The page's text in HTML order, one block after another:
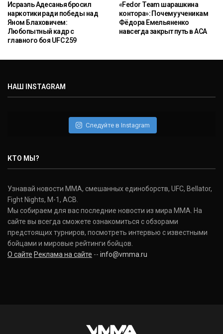
Исраэль Адесанья бросил
наркотики ради победы над
Яном Блаховичем:
Любопытный кадр с
главного боя UFC 259
«Fedor Team шарашкина
контора»: Почему ученикам
Фёдора Емельяненко
навсегда закрыт путь в ACA
НАШ INSTAGRAM
Следуйте в Instagram
КТО МЫ?
Узнавай новости ММА, смешанных единоборств, UFC, Bellator,
Fight Nights, M-1, ACB.
Мы собираем для вас последние новости из мира ММА. На
сайте вы всегда сможете ознакомиться с обзорами
предстоящих турниров, посмотреть интервью с известными
бойцами и мировые рейтинги бойцов.
О сайте Реклама на сайте -- info@vmma.ru